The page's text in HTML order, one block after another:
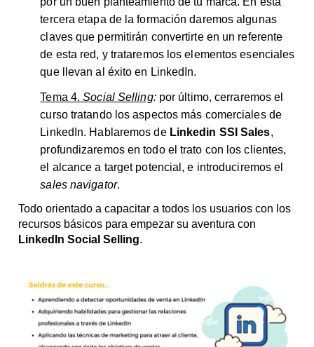
tercera etapa de la formación daremos algunas
claves que permitirán convertirte en un referente
de esta red, y trataremos los elementos esenciales
que llevan al éxito en LinkedIn.
Tema 4.Social Selling:por último, cerraremos el
curso tratando los aspectos más comerciales de
LinkedIn. Hablaremos de Linkedin SSI Sales,
profundizaremos en todo el trato con los clientes,
el alcance a target potencial, e introduciremos el
sales navigator.
Todo orientado a capacitar a todos los usuarios con los
recursos básicos para empezar su aventura con
LinkedIn Social Selling.